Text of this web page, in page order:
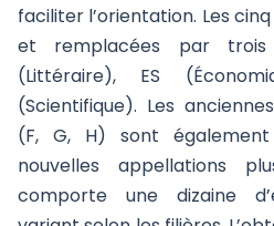
faciliter l’orientation. Les
et remplacées par
(Littéraire), ES
(Scientifique). Les
(F, G, H) sont
nouvelles appellations
comporte une dizaine